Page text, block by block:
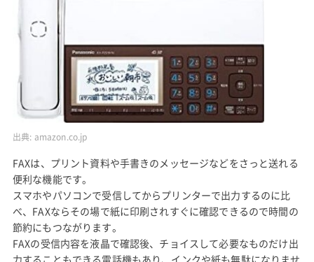
出典: amazon.co.jp
FAXは、プリント資料や手書きのメッセージなどをさっと送れる
便利な機能です。
スマホやパソコンで受信してからプリンターで出力するのに比
べ、FAXならその場で紙に印刷されすぐに確認できるので時間の
節約にもつながります。
FAXの受信内容を液晶で確認後、チョイスして必要なものだけ出